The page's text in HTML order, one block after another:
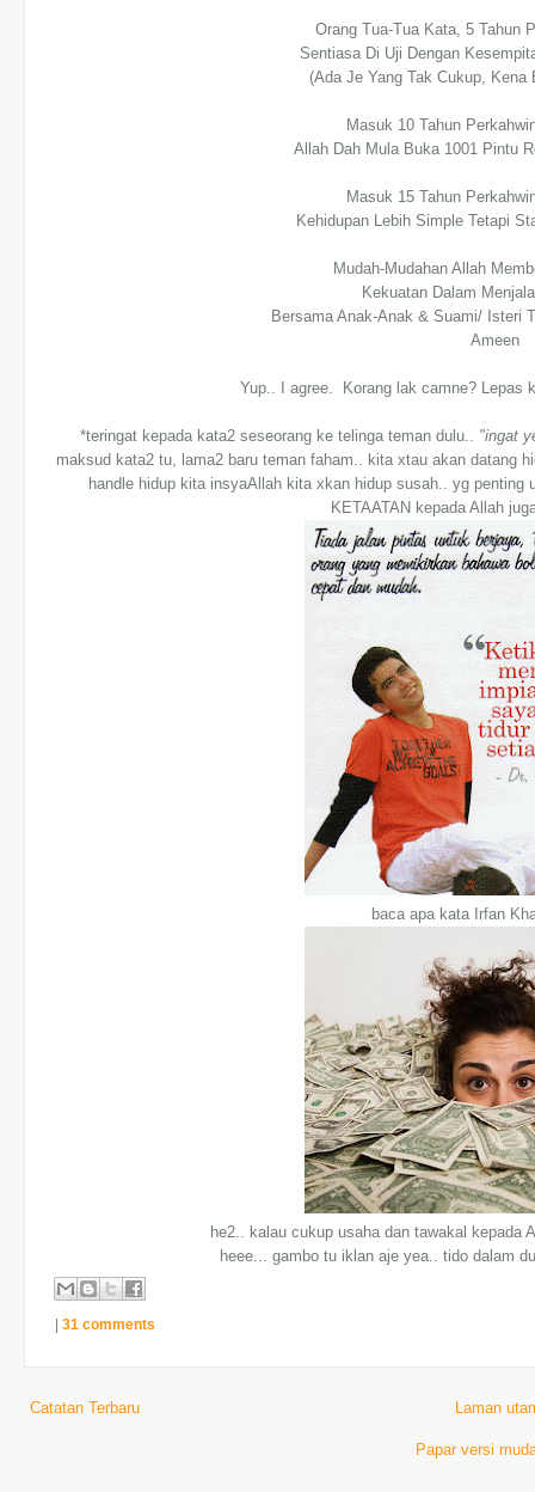
Orang Tua-Tua Kata, 5 Tahun
Sentiasa Di Uji Dengan
(Ada Je Yang Tak Cukup, Kena
Masuk 10 Tahun
Allah Dah Mula Buka 1001 Pintu
Masuk 15 Tahun
Kehidupan Lebih Simple Tetapi
Mudah-Mudahan Allah
Kekuatan Dalam
Bersama Anak-Anak & Suami/ Isteri
Ameen
Yup.. I agree. Korang lak camne? Lepas
*teringat kepada kata2 seseorang ke telinga teman dulu.. "ingat
maksud kata2 tu, lama2 baru teman faham.. kita xtau akan datang
handle hidup kita insyaAllah kita xkan hidup susah.. yg penting
KETAATAN kepada Allah
baca apa kata Irfan
he2.. kalau cukup usaha dan tawakal
heee... gambo tu iklan aje yea.. tido dalam
| 31 comments
Catatan Terbaru Laman
Papar versi